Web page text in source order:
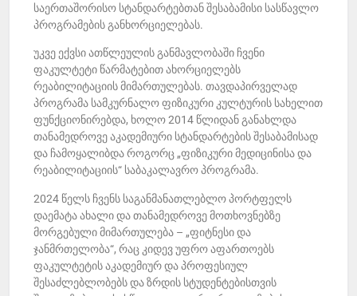
საერთაშორისო სტანდარტებთან შესაბამისი სასწავლო
პროგრამების განხორციელებას.
უკვე ექვსი ათწლეულის განმავლობაში ჩვენი
ფაკულტეტი წარმატებით ახორციელებს
რეაბილიტაციის მიმართულებას. თავდაპირველად
პროგრამა სამკურნალო ფიზიკური კულტურის სახელით
ფუნქციონირებდა, ხოლო 2014 წლიდან განახლდა
თანამედროვე აკადემიური სტანდარტების შესაბამისად
და ჩამოყალიბდა როგორც „ფიზიკური მედიცინისა და
რეაბილიტაციის“ საბაკალავრო პროგრამა.
2024 წელს ჩვენს საგანმანათლებლო პორტფელს
დაემატა ახალი და თანამედროვე მოთხოვნებზე
მორგებული მიმართულება – „ფიტნესი და
ჯანმრთელობა“, რაც კიდევ უფრო აფართოებს
ფაკულტეტის აკადემიურ და პროფესიულ
შესაძლებლობებს და ზრდის სტუდენტებისთვის